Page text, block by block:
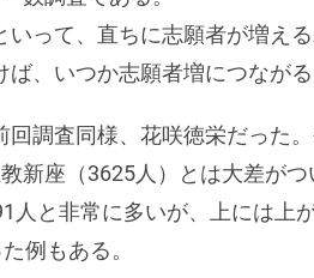
って、直ちに志願者が増える
、いつか志願者増につながる
調査同様、花咲徳栄だった
新座（3625人）とは大差がつ
人と非常に多いが、上には上が
例もある。